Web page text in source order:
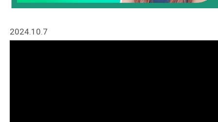
2024.10.7